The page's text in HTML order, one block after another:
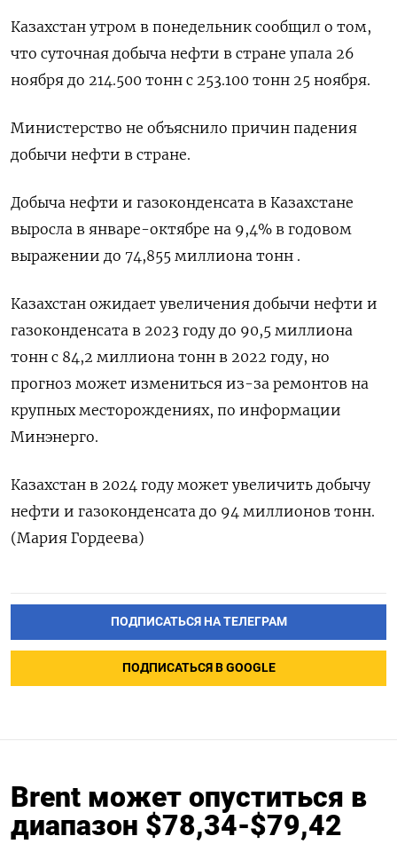
Казахстан утром в понедельник сообщил о том,
что суточная добыча нефти в стране упала 26
ноября до 214.500 тонн с 253.100 тонн 25 ноября.
Министерство не объяснило причин падения
добычи нефти в стране.
Добыча нефти и газоконденсата в Казахстане
выросла в январе-октябре на 9,4% в годовом
выражении до 74,855 миллиона тонн .
Казахстан ожидает увеличения добычи нефти и
газоконденсата в 2023 году до 90,5 миллиона
тонн c 84,2 миллиона тонн в 2022 году, но
прогноз может измениться из-за ремонтов на
крупных месторождениях, по информации
Минэнерго.
Казахстан в 2024 году может увеличить добычу
нефти и газоконденсата до 94 миллионов тонн.
(Мария Гордеева)
ПОДПИСАТЬСЯ НА ТЕЛЕГРАМ
ПОДПИСАТЬСЯ В GOOGLE
Brent может опуститься в
диапазон $78,34-$79,42